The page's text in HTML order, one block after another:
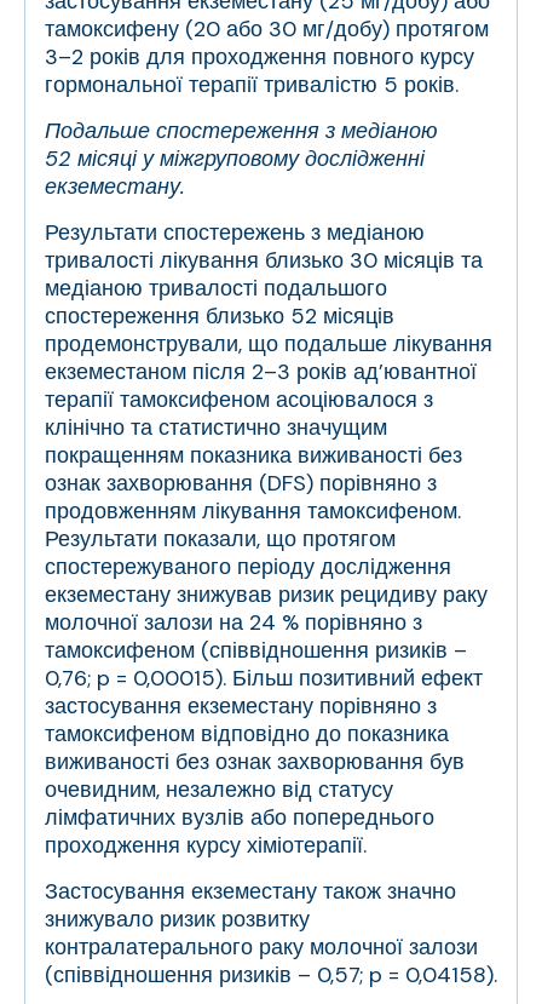
тамоксифену (20 або 30 мг/добу) протягом
3–2 років для проходження повного курсу
гормональної терапії тривалістю 5 років.
Подальше спостереження з медіаною
52 місяці у міжгруповому дослідженні
екземестану.
Результати спостережень з медіаною
тривалості лікування близько 30 місяців та
медіаною тривалості подальшого
спостереження близько 52 місяців
продемонстрували, що подальше лікування
екземестаном після 2–3 років ад’ювантної
терапії тамоксифеном асоціювалося з
клінічно та статистично значущим
покращенням показника виживаності без
ознак захворювання (DFS) порівняно з
продовженням лікування тамоксифеном.
Результати показали, що протягом
спостережуваного періоду дослідження
екземестану знижував ризик рецидиву раку
молочної залози на 24 % порівняно з
тамоксифеном (співвідношення ризиків –
0,76; p = 0,00015). Більш позитивний ефект
застосування екземестану порівняно з
тамоксифеном відповідно до показника
виживаності без ознак захворювання був
очевидним, незалежно від статусу
лімфатичних вузлів або попереднього
проходження курсу хіміотерапії.
Застосування екземестану також значно
знижувало ризик розвитку
контралатерального раку молочної залози
(співвідношення ризиків – 0,57; p = 0,04158).